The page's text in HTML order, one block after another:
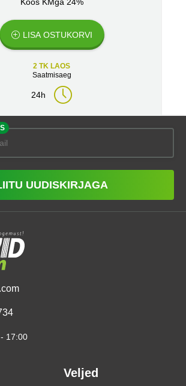
LISA OSTUKORVI
2 TK LAOS
Saatmisaeg
24h
UUDISKIRJAGA
17:00
Veljed